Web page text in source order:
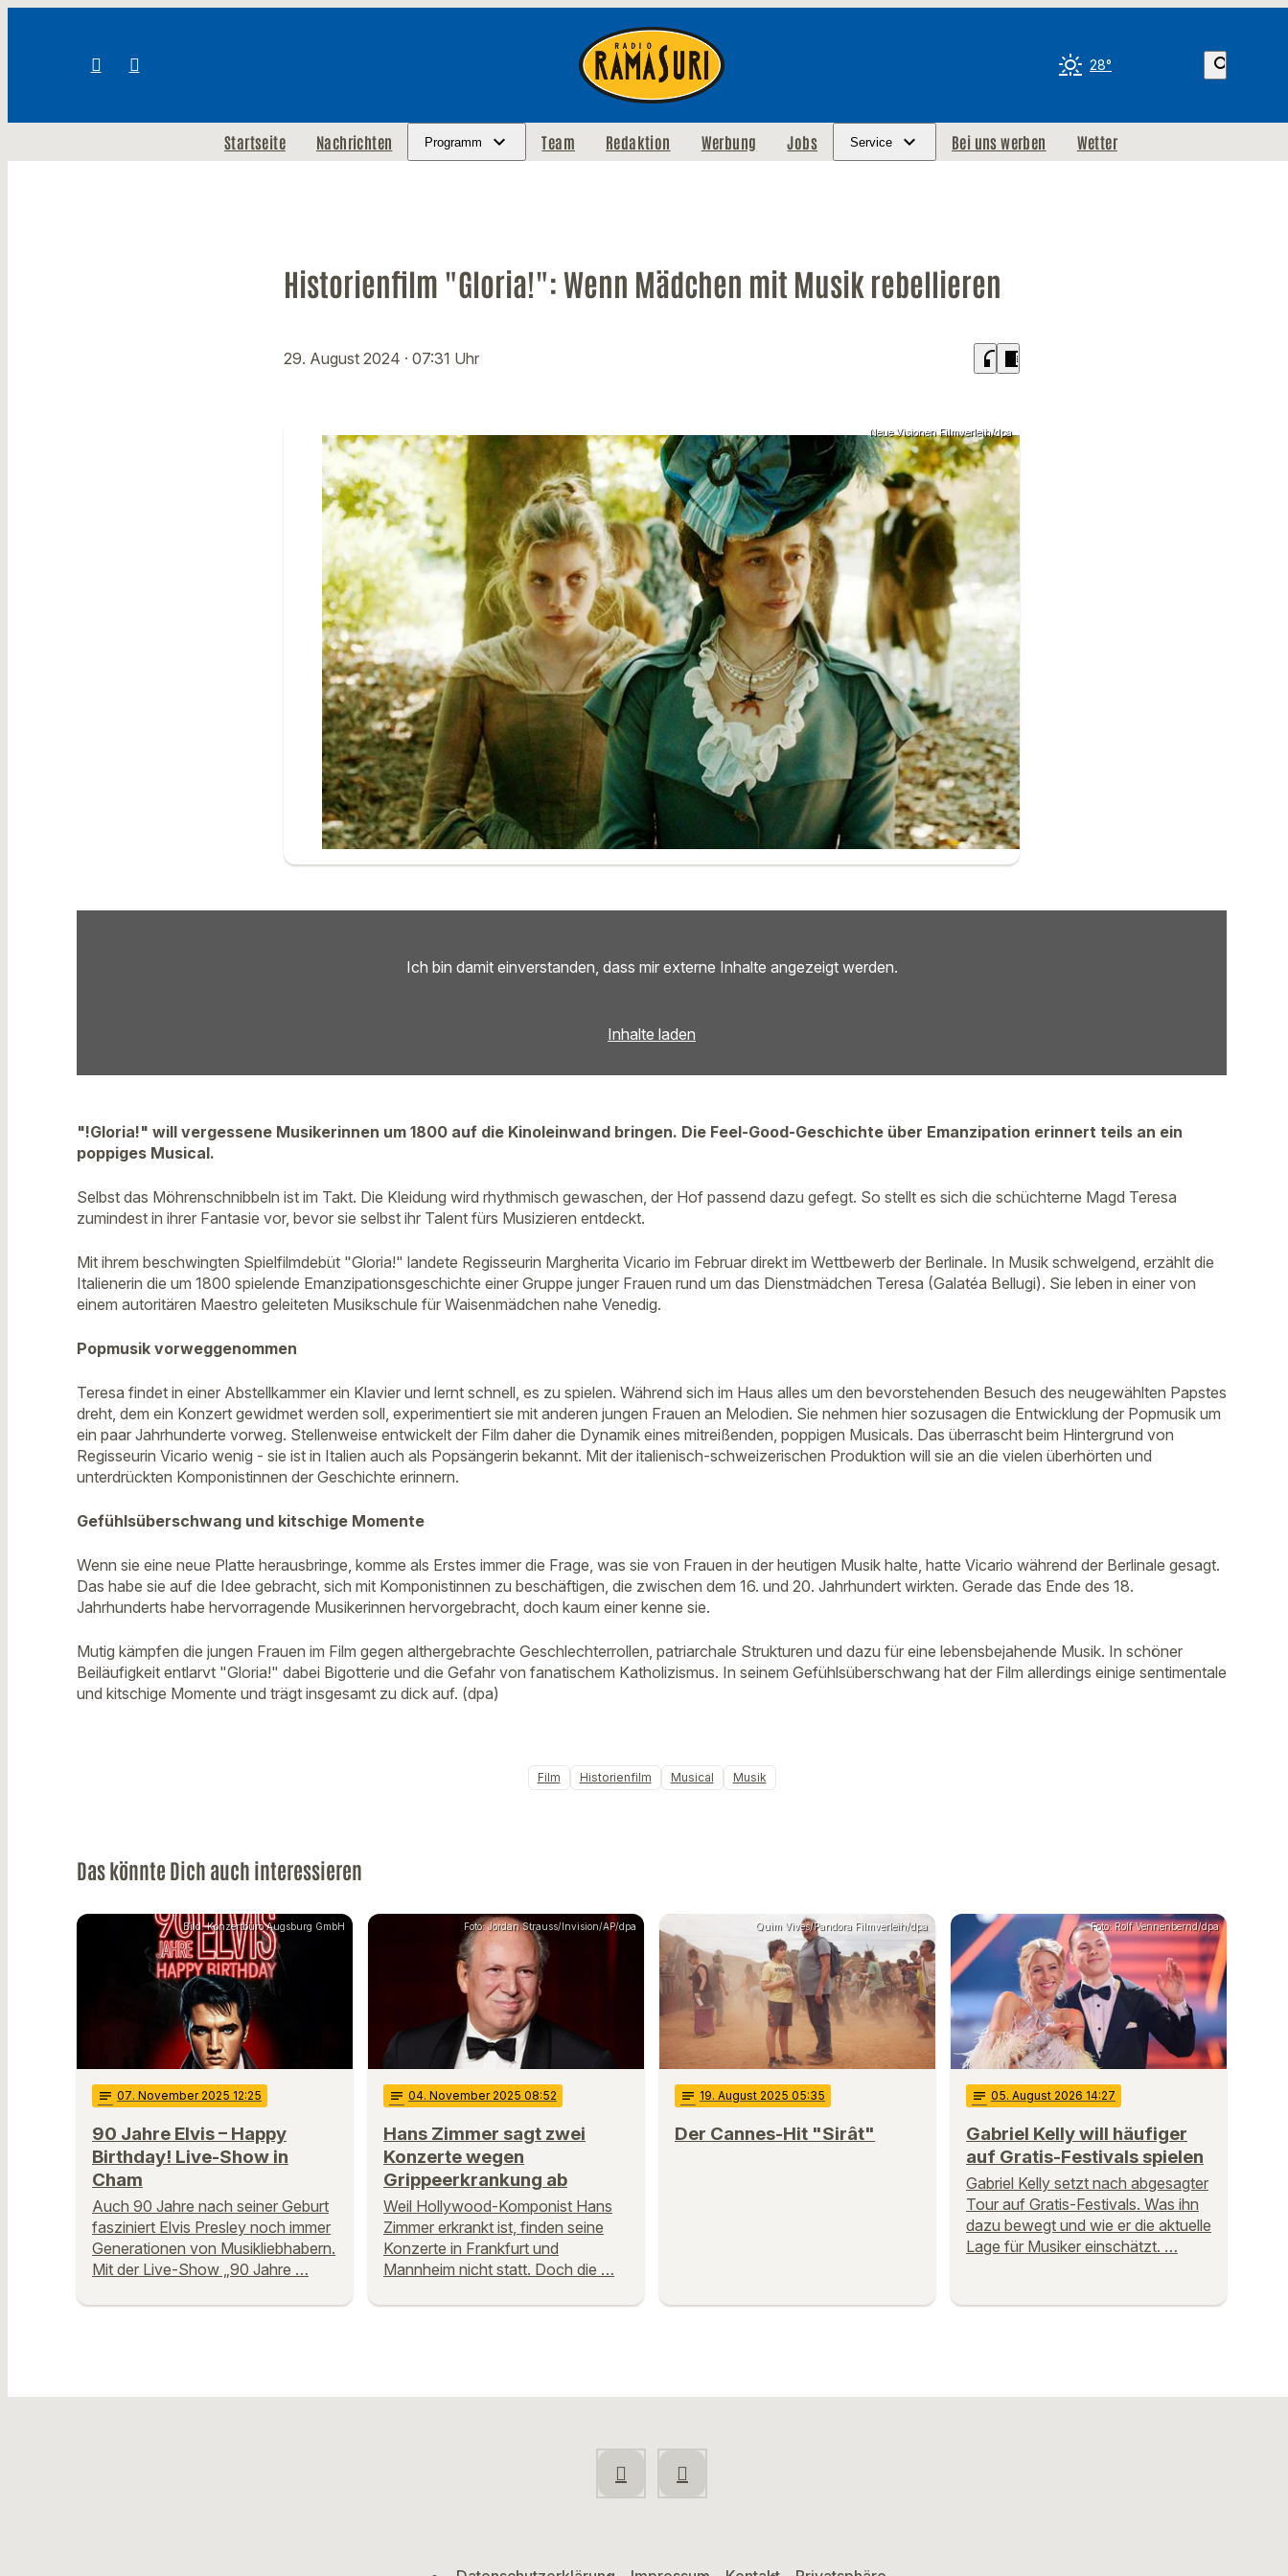
28° search
Startseite Nachrichten Programm Team Redaktion Werbung Jobs Service Bei uns werben Wetter
Historienfilm "Gloria!": Wenn Mädchen mit Musik rebellieren
29. August 2024 · 07:31 Uhr headphones chrome_reader_mode
Neue Visionen Filmverleih/dpa
Ich bin damit einverstanden, dass mir externe Inhalte angezeigt werden.
Inhalte laden
"!Gloria!" will vergessene Musikerinnen um 1800 auf die Kinoleinwand bringen. Die Feel-Good-Geschichte über Emanzipation erinnert teils an ein
poppiges Musical.
Selbst das Möhrenschnibbeln ist im Takt. Die Kleidung wird rhythmisch gewaschen, der Hof passend dazu gefegt. So stellt es sich die schüchterne Magd Teresa
zumindest in ihrer Fantasie vor, bevor sie selbst ihr Talent fürs Musizieren entdeckt.
Mit ihrem beschwingten Spielfilmdebüt "Gloria!" landete Regisseurin Margherita Vicario im Februar direkt im Wettbewerb der Berlinale. In Musik schwelgend, erzählt die
Italienerin die um 1800 spielende Emanzipationsgeschichte einer Gruppe junger Frauen rund um das Dienstmädchen Teresa (Galatéa Bellugi). Sie leben in einer von
einem autoritären Maestro geleiteten Musikschule für Waisenmädchen nahe Venedig.
Popmusik vorweggenommen
Teresa findet in einer Abstellkammer ein Klavier und lernt schnell, es zu spielen. Während sich im Haus alles um den bevorstehenden Besuch des neugewählten Papstes
dreht, dem ein Konzert gewidmet werden soll, experimentiert sie mit anderen jungen Frauen an Melodien. Sie nehmen hier sozusagen die Entwicklung der Popmusik um
ein paar Jahrhunderte vorweg. Stellenweise entwickelt der Film daher die Dynamik eines mitreißenden, poppigen Musicals. Das überrascht beim Hintergrund von
Regisseurin Vicario wenig - sie ist in Italien auch als Popsängerin bekannt. Mit der italienisch-schweizerischen Produktion will sie an die vielen überhörten und
unterdrückten Komponistinnen der Geschichte erinnern.
Gefühlsüberschwang und kitschige Momente
Wenn sie eine neue Platte herausbringe, komme als Erstes immer die Frage, was sie von Frauen in der heutigen Musik halte, hatte Vicario während der Berlinale gesagt.
Das habe sie auf die Idee gebracht, sich mit Komponistinnen zu beschäftigen, die zwischen dem 16. und 20. Jahrhundert wirkten. Gerade das Ende des 18.
Jahrhunderts habe hervorragende Musikerinnen hervorgebracht, doch kaum einer kenne sie.
Mutig kämpfen die jungen Frauen im Film gegen althergebrachte Geschlechterrollen, patriarchale Strukturen und dazu für eine lebensbejahende Musik. In schöner
Beiläufigkeit entlarvt "Gloria!" dabei Bigotterie und die Gefahr von fanatischem Katholizismus. In seinem Gefühlsüberschwang hat der Film allerdings einige sentimentale
und kitschige Momente und trägt insgesamt zu dick auf. (dpa)
Film Historienfilm Musical Musik
Das könnte Dich auch interessieren
Bild: Konzertbüro Augsburg GmbH
notes 07. November 2025 12:25
90 Jahre Elvis – Happy
Birthday! Live-Show in
Cham
Auch 90 Jahre nach seiner Geburt
fasziniert Elvis Presley noch immer
Generationen von Musikliebhabern.
Mit der Live-Show „90 Jahre …
Foto: Jordan Strauss/Invision/AP/dpa
notes 04. November 2025 08:52
Hans Zimmer sagt zwei
Konzerte wegen
Grippeerkrankung ab
Weil Hollywood-Komponist Hans
Zimmer erkrankt ist, finden seine
Konzerte in Frankfurt und
Mannheim nicht statt. Doch die …
Quim Vives/Pandora Filmverleih/dpa
notes 19. August 2025 05:35
Der Cannes-Hit "Sirât"
Foto: Rolf Vennenbernd/dpa
notes 05. August 2026 14:27
Gabriel Kelly will häufiger
auf Gratis-Festivals spielen
Gabriel Kelly setzt nach abgesagter
Tour auf Gratis-Festivals. Was ihn
dazu bewegt und wie er die aktuelle
Lage für Musiker einschätzt. …